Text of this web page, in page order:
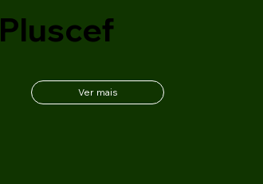
Pluscef
Ver mais